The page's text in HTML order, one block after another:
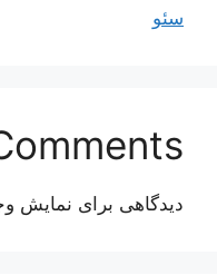
سئو
دیدگاهی برای نمایش